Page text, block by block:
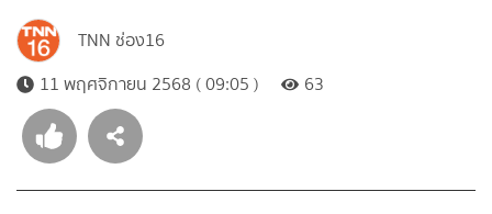
TNN ช่อง16
11 พฤศจิกายน 2568 ( 09:05 )
63